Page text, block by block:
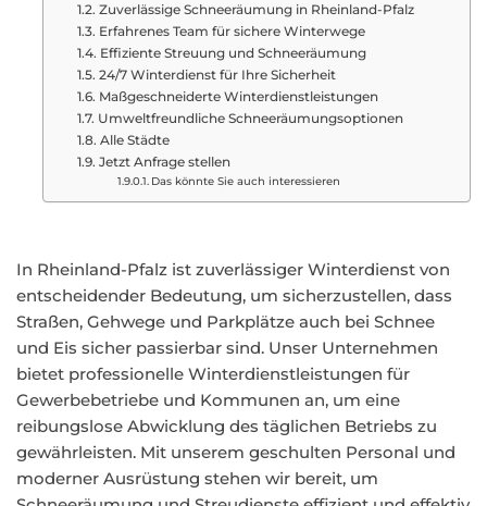
Zuverlässige Schneeräumung in Rheinland-Pfalz
Erfahrenes Team für sichere Winterwege
Effiziente Streuung und Schneeräumung
24/7 Winterdienst für Ihre Sicherheit
Maßgeschneiderte Winterdienstleistungen
Umweltfreundliche Schneeräumungsoptionen
Alle Städte
Jetzt Anfrage stellen
Das könnte Sie auch interessieren
In Rheinland-Pfalz ist zuverlässiger Winterdienst von
entscheidender Bedeutung, um sicherzustellen, dass
Straßen, Gehwege und Parkplätze auch bei Schnee
und Eis sicher passierbar sind. Unser Unternehmen
bietet professionelle Winterdienstleistungen für
Gewerbebetriebe und Kommunen an, um eine
reibungslose Abwicklung des täglichen Betriebs zu
gewährleisten. Mit unserem geschulten Personal und
moderner Ausrüstung stehen wir bereit, um